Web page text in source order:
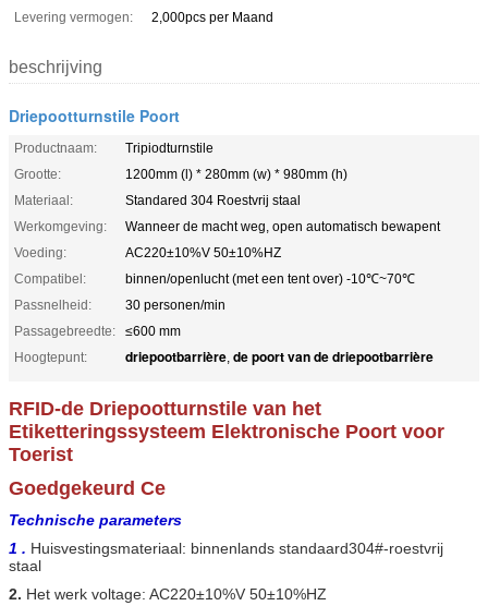
Levering vermogen:
2,000pcs per Maand
beschrijving
Driepootturnstile Poort
Productnaam:
Tripiodturnstile
Grootte:
1200mm (l) * 280mm (w) * 980mm (h)
Materiaal:
Standared 304 Roestvrij staal
Werkomgeving:
Wanneer de macht weg, open automatisch bewapent
Voeding:
AC220±10%V 50±10%HZ
Compatibel:
binnen/openlucht (met een tent over) -10℃~70℃
Passnelheid:
30 personen/min
Passagebreedte:
≤600 mm
Hoogtepunt:
driepootbarrière, de poort van de driepootbarrière
RFID-de Driepootturnstile van het
Etiketteringssysteem Elektronische Poort voor
Toerist
Goedgekeurd Ce
Technische parameters
1 . Huisvestingsmateriaal: binnenlands standaard304#-roestvrij
staal
2. Het werk voltage: AC220±10%V 50±10%HZ